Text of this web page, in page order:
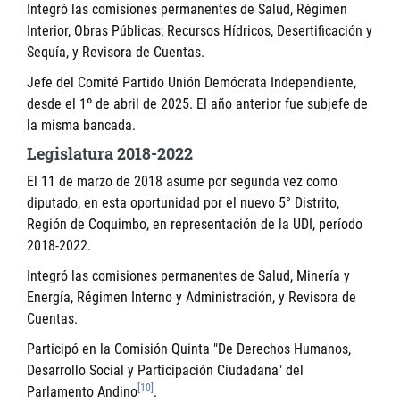
Integró las comisiones permanentes de Salud, Régimen
Interior, Obras Públicas; Recursos Hídricos, Desertificación y
Sequía, y Revisora de Cuentas.
Jefe del Comité Partido Unión Demócrata Independiente,
desde el 1º de abril de 2025. El año anterior fue subjefe de
la misma bancada.
Legislatura 2018-2022
El 11 de marzo de 2018 asume por segunda vez como
diputado, en esta oportunidad por el nuevo 5° Distrito,
Región de Coquimbo, en representación de la UDI, período
2018-2022.
Integró las comisiones permanentes de Salud, Minería y
Energía, Régimen Interno y Administración, y Revisora de
Cuentas.
Participó en la Comisión Quinta "De Derechos Humanos,
Desarrollo Social y Participación Ciudadana" del
Parlamento Andino [10] .